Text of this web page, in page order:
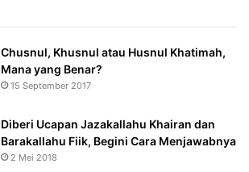
Chusnul, Khusnul atau Husnul Khatimah,
Mana yang Benar?
15 September 2017
Diberi Ucapan Jazakallahu Khairan dan
Barakallahu Fiik, Begini Cara Menjawabnya
2 Mei 2018